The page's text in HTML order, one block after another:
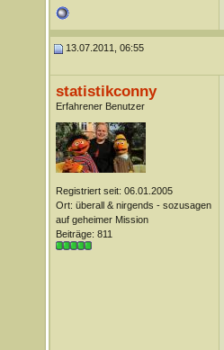
13.07.2011, 06:55
statistikconny
Erfahrener Benutzer
Registriert seit: 06.01.2005
Ort: überall & nirgends - sozusagen
auf geheimer Mission
Beiträge: 811